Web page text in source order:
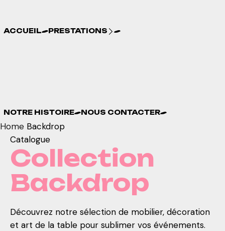
ACCUEIL PRESTATIONS
NOTRE HISTOIRE NOUS CONTACTER
Home Backdrop
Catalogue
Collection
Backdrop
Découvrez notre sélection de mobilier, décoration
et art de la table pour sublimer vos événements.